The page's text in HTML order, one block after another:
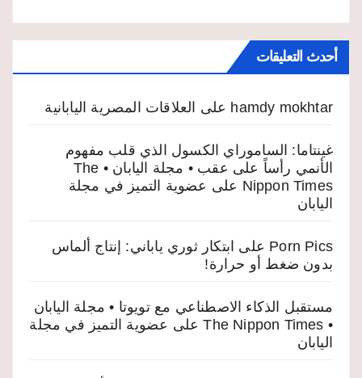
أحدث التعليقات
hamdy mokhtar على العلاقات المصرية اليابانية
غينتاما: الساموراي الكسول الذي قلب مفهوم
الأنمي رأساً على عقب • مجلة اليابان • The
Nippon Times على عضوية التميز في مجلة
اليابان
Porn Pics على ابتكار ثوري ياباني: إنتاج ألماس
بدون ضغط أو حرارة!
مستقبل الذكاء الاصطناعي مع تويوتا • مجلة اليابان
• The Nippon Times
على عضوية التميز في مجلة
اليابان